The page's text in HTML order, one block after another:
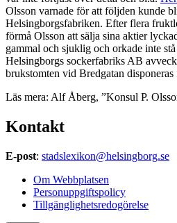
Olsson varnade för att följden kunde
Helsingborgsfabriken. Efter flera
förmå Olsson att sälja sina aktier
gammal och sjuklig och orkade inte
Helsingborgs sockerfabriks AB
brukstomten vid Bredgatan
Läs mera: Alf Åberg, ”Konsul P.
Kontakt
E-post: stadslexikon@helsingborg.se
Om Webbplatsen
Personuppgiftspolicy
Tillgänglighetsredogörelse